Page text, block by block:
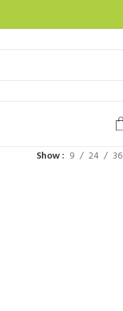
Show 9 24 36